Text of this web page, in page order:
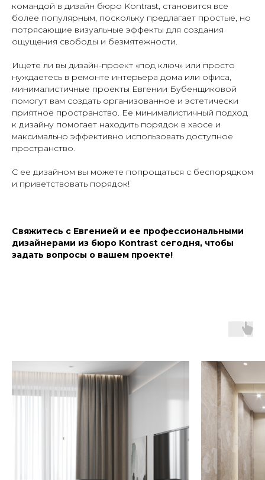
командой в дизайн бюро Kontrast, становится все
более популярным, поскольку предлагает простые, но
потрясающие визуальные эффекты для создания
ощущения свободы и безмятежности.
Ищете ли вы дизайн-проект «под ключ» или просто
нуждаетесь в ремонте интерьера дома или офиса,
минималистичные проекты Евгении Бубенщиковой
помогут вам создать организованное и эстетически
приятное пространство. Ее минималистичный подход
к дизайну помогает находить порядок в хаосе и
максимально эффективно использовать доступное
пространство.
С ее дизайном вы можете попрощаться с беспорядком
и приветствовать порядок!
Свяжитесь с Евгенией и ее профессиональными
дизайнерами из бюро Kontrast сегодня, чтобы
задать вопросы о вашем проекте!